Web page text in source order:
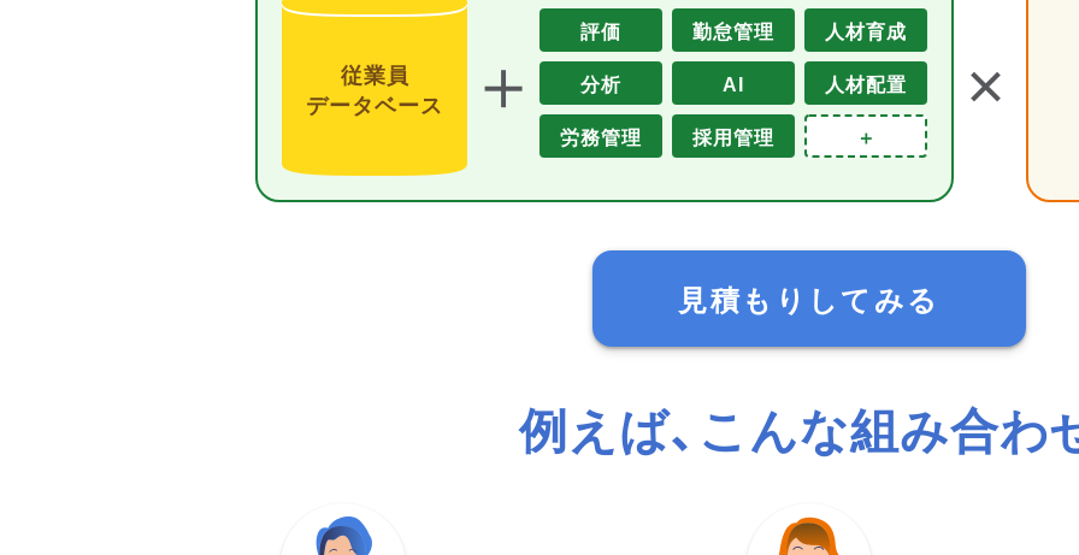
従業員
データベース
＋
評価 勤怠管理
人材育成
分析
AI
人材配置
労務管理
採用管理 ＋ ＋
見積もりしてみる
例えば、こんな組み合わ